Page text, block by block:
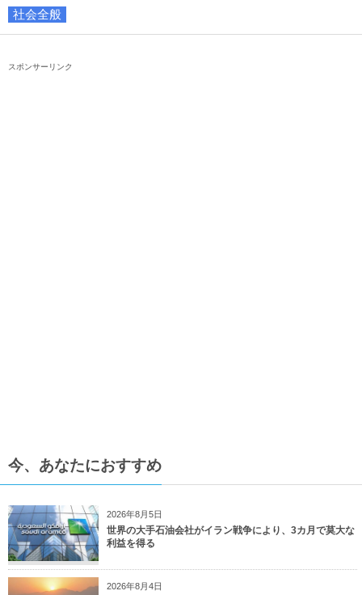
社会全般
スポンサーリンク
今、あなたにおすすめ
2026年8月5日
世界の大手石油会社がイラン戦争により、3カ月で莫大な
利益を得る
2026年8月4日